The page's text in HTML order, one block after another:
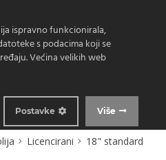
Licencirani 18" standard
ispravno funkcionirala,
s podacima koji se
Većina velikih web
Više
Postavke